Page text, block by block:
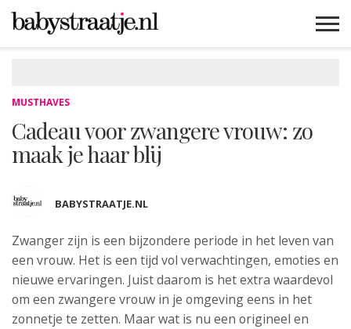
MUSTHAVES
Cadeau voor zwangere vrouw: zo
maak je haar blij
BABYSTRAATJE.NL
Zwanger zijn is een bijzondere periode in het leven van
een vrouw. Het is een tijd vol verwachtingen, emoties en
nieuwe ervaringen. Juist daarom is het extra waardevol
om een zwangere vrouw in je omgeving eens in het
zonnetje te zetten. Maar wat is nu een origineel en